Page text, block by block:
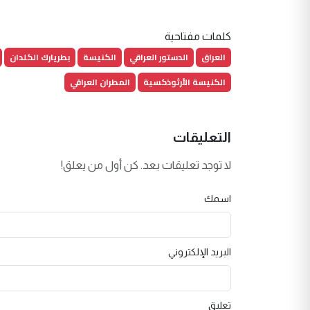
كلمات مفتاحية
العراق الدستور العراقي الكنيسة بطريارك الكلدان
الكنيسة الأرثوذكسية
المطران العراقي
التعليقات
لا توجد تعليقات بعد. كن أول من يعلق!
اسمك
البريد الإلكتروني
تعليق